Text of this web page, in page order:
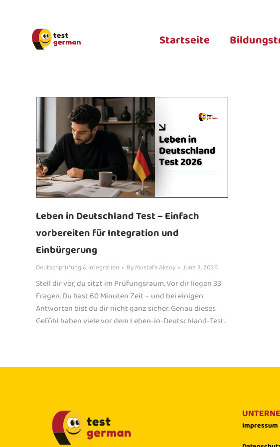
Startseite
Leben in Deutschland Test – Einfach
vorbereiten für Integration und
Einbürgerung
Deutschprüfung & Integration ByMustafa Aksoy June 3, 2026
Stell dir vor, du sitzt im Prüfungsraum. Vor dir liegen 33
Fragen. Du hast 60 Minuten Zeit – und bei einigen
Antworten bist du dir nicht ganz sicher. Genau dieses
Gefühl haben viele vor dem Leben-in-Deutschland-Test.
Impressum